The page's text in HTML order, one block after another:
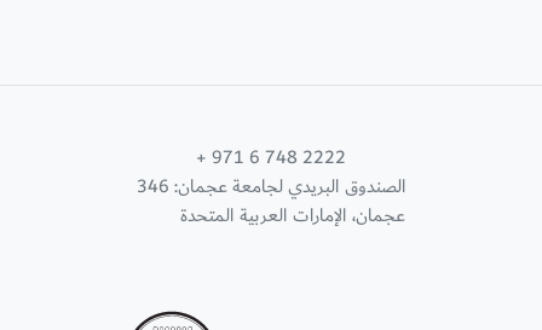
+ 971 6 748 2222
الصندوق البريدي لجامعة عجمان: 346
عجمان، الإمارات العربية المتحدة